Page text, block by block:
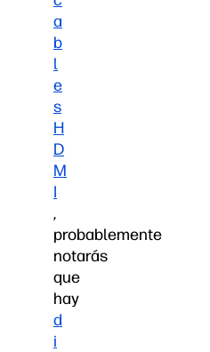
a
b
l
e
s
H
D
M
I
,
probablemente
notarás
que
hay
d
i